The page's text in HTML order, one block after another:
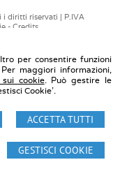
per consentire funzioni
maggiori informazioni,
cookie. Può gestire le
Cookie'.
ACCETTA TUTTI
GESTISCI COOKIE
diritti riservati | P.IVA
- Credits